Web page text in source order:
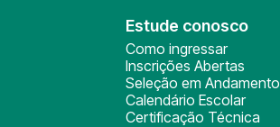
Estude conosco
Como ingressar
Inscrições Abertas
Seleção em Andamento
Calendário Escolar
Certificação Técnica